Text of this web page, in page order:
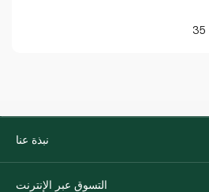
نبذة عنا
التسوق عبر الإنترنت